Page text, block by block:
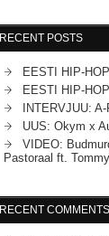
RECENT POSTS
EESTI HIP-
EESTI HIP-
INTERVJUU:
UUS: Okym x
VIDEO:
Pastoraal ft.
RECENT COMMENTS